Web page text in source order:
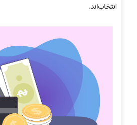
انتخاب‌اند.